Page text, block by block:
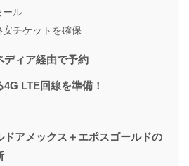
ール
チケットを確保
ディア経由で予約
LTE回線を準備！
ドアメックス＋エポスゴールドの